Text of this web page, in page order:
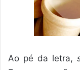
Ao pé da letra,